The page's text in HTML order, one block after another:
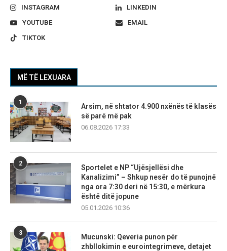
INSTAGRAM
LINKEDIN
YOUTUBE
EMAIL
TIKTOK
MË TË LEXUARA
1
Arsim, në shtator 4.900 nxënës të klasës
së parë më pak
06.08.2026 17:33
2
Sportelet e NP “Ujësjellësi dhe
Kanalizimi” – Shkup nesër do të punojnë
nga ora 7:30 deri në 15:30, e mërkura
është ditë jopune
05.01.2026 10:36
3
Mucunski: Qeveria punon për
zhbllokimin e eurointegrimeve, detajet